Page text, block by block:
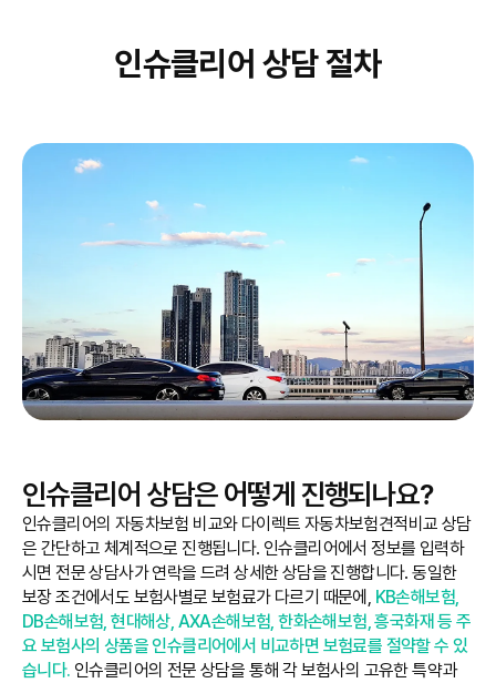
인슈클리어 상담 절차
인슈클리어 상담은 어떻게 진행되나요?
인슈클리어의 자동차보험 비교와 다이렉트 자동차보험견적비교 상담
은 간단하고 체계적으로 진행됩니다. 인슈클리어에서 정보를 입력하
시면 전문 상담사가 연락을 드려 상세한 상담을 진행합니다. 동일한
보장 조건에서도 보험사별로 보험료가 다르기 때문에, KB손해보험,
DB손해보험, 현대해상, AXA손해보험, 한화손해보험, 흥국화재 등 주
요 보험사의 상품을 인슈클리어에서 비교하면 보험료를 절약할 수 있
습니다. 인슈클리어의 전문 상담을 통해 각 보험사의 고유한 특약과